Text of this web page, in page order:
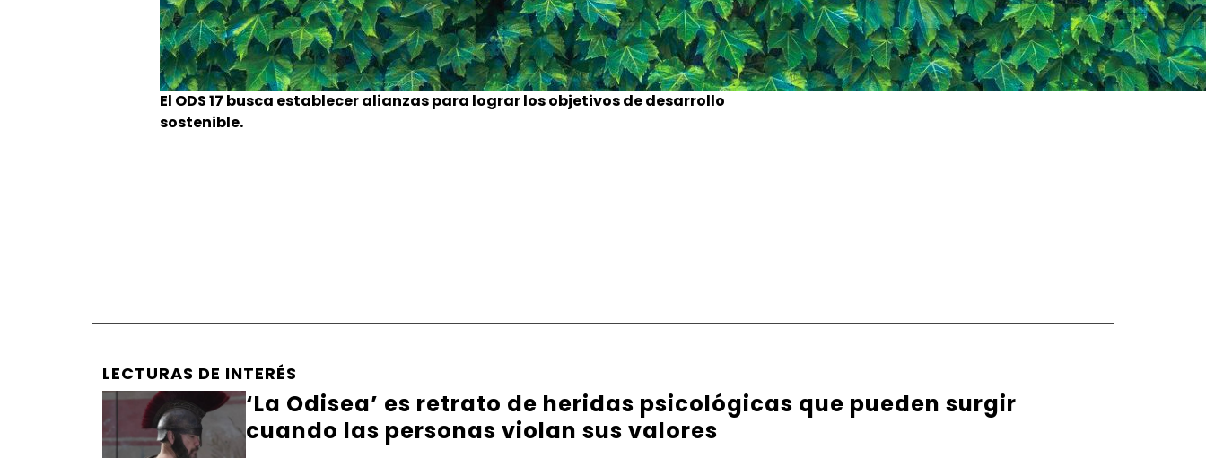
El ODS 17 busca establecer alianzas para lograr los objetivos de desarrollo
sostenible.
LECTURAS DE INTERÉS
‘La Odisea’ es retrato de heridas psicológicas que pueden surgir
cuando las personas violan sus valores